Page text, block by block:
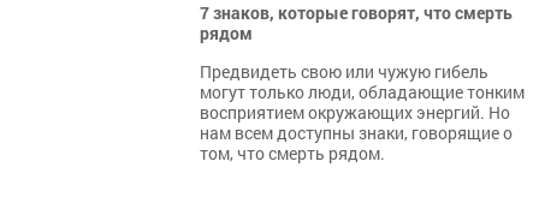
7 знаков, которые говорят, что смерть
рядом
Предвидеть свою или чужую гибель
могут только люди, обладающие тонким
восприятием окружающих энергий. Но
нам всем доступны знаки, говорящие о
том, что смерть рядом.